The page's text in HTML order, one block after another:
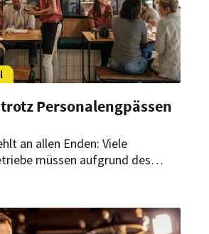
Personalengpässen
an allen Enden: Viele
müssen aufgrund des
Der Hotel- und
hat aber noch Hoffnung.